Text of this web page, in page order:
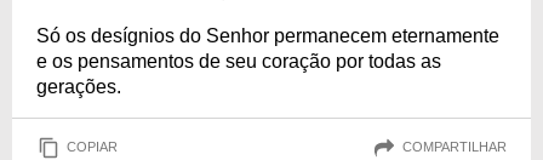
Só os desígnios do Senhor permanecem eternamente
e os pensamentos de seu coração por todas as
gerações.
COPIAR COMPARTILHAR